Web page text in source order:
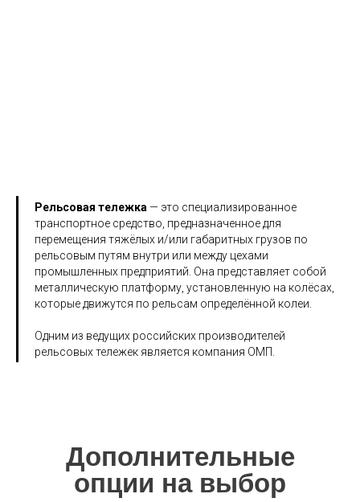
Рельсовая тележка — это специализированное
транспортное средство, предназначенное для
перемещения тяжёлых и/или габаритных грузов по
рельсовым путям внутри или между цехами
промышленных предприятий. Она представляет собой
металлическую платформу, установленную на колёсах,
которые движутся по рельсам определённой колеи.​
Одним из ведущих российских производителей
рельсовых тележек является компания ОМП.
Дополнительные
опции на выбор